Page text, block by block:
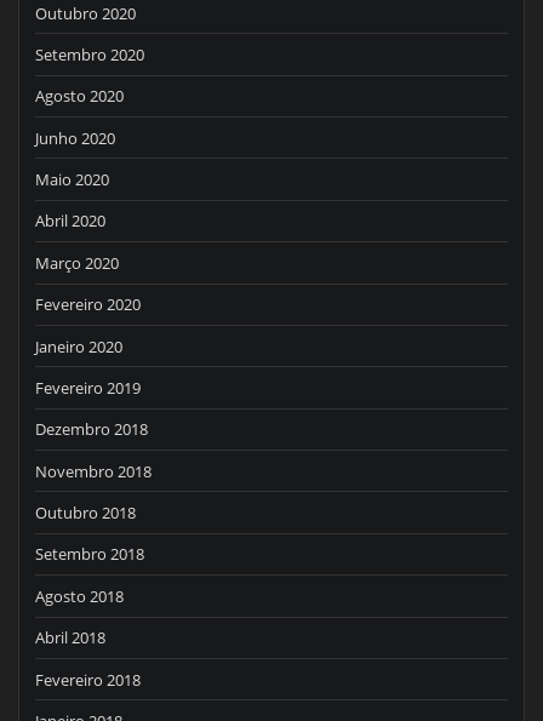
Outubro 2020
Setembro 2020
Agosto 2020
Junho 2020
Maio 2020
Abril 2020
Março 2020
Fevereiro 2020
Janeiro 2020
Fevereiro 2019
Dezembro 2018
Novembro 2018
Outubro 2018
Setembro 2018
Agosto 2018
Abril 2018
Fevereiro 2018